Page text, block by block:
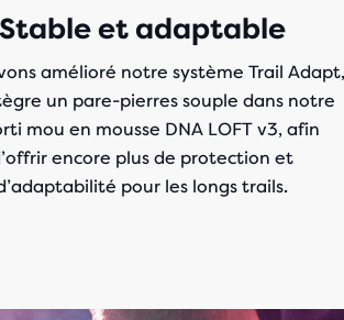
Stable et adaptable
amélioré notre système Trail Adapt,
un pare-pierres souple dans notre
mou en mousse DNA LOFT v3, afin
encore plus de protection et
pour les longs trails.